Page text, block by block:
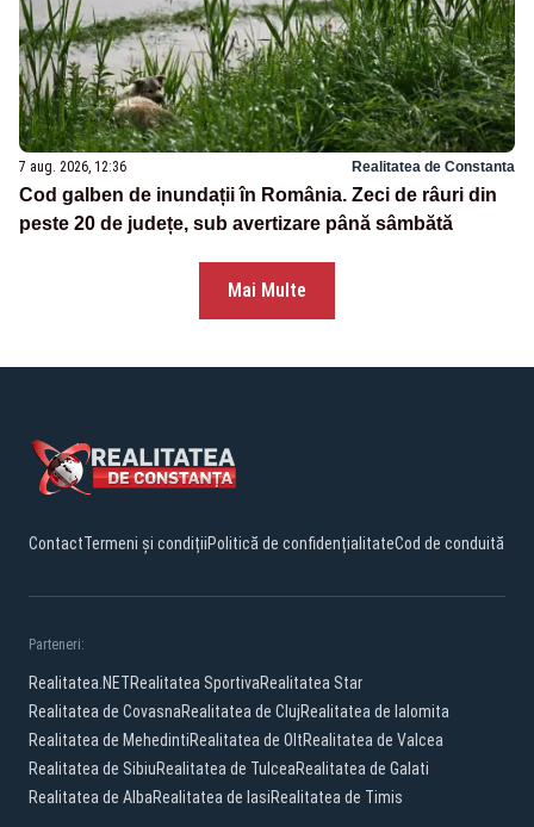
7 aug. 2026, 12:36 Realitatea de Constanta
Cod galben de inundații în România. Zeci de râuri din
peste 20 de județe, sub avertizare până sâmbătă
Mai Multe
ContactTermeni și condițiiPolitică de confidențialitateCod de conduită
Parteneri:
Realitatea.NETRealitatea SportivaRealitatea Star
Realitatea de CovasnaRealitatea de ClujRealitatea de Ialomita
Realitatea de MehedintiRealitatea de OltRealitatea de Valcea
Realitatea de SibiuRealitatea de TulceaRealitatea de Galati
Realitatea de AlbaRealitatea de IasiRealitatea de Timis